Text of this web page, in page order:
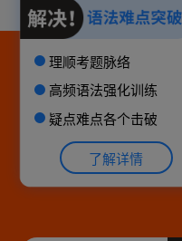
理顺考题脉络
高频语法强化训练
疑点难点各个击破
了解详情